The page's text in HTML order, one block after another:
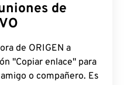
de
de ORIGEN a
"Copiar enlace" para
o compañero. Es